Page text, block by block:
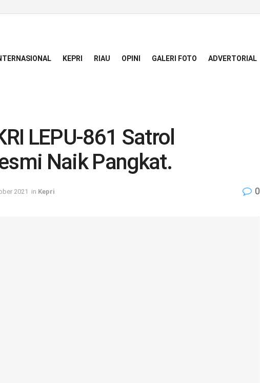
KEPRI RIAU OPINI GALERI FOTO ADVERTORIAL
LEPU-861 Satrol
Naik Pangkat.
2021 in Kepri 0